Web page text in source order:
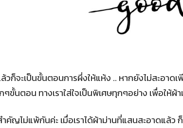
วก็จะเป็นขั้นตอนการผึ่งให้แห้ง .. หากยังไม่สะอา
ๆขั้นตอน ทางเราใส่ใจเป็นพิเศษทุกๆอย่าง เพื่อให้ผ้
คัญไม่แพ้กันค่ะ เมื่อเราได้ผ้าม่านที่แสนสะอาดแ